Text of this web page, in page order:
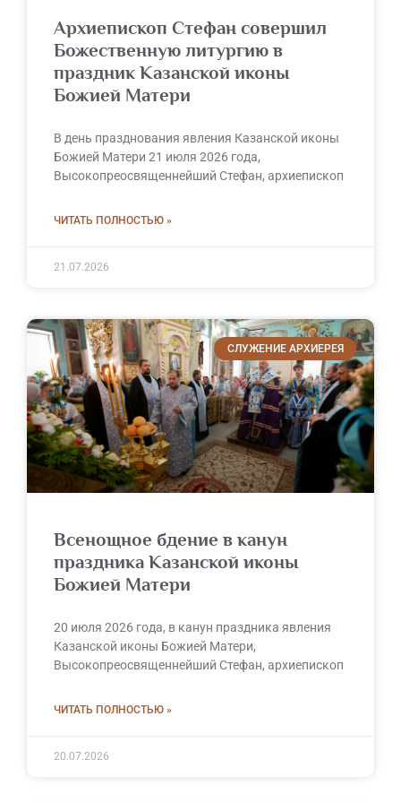
Архиепископ Стефан совершил
Божественную литургию в
праздник Казанской иконы
Божией Матери
В день празднования явления Казанской иконы
Божией Матери 21 июля 2026 года,
Высокопреосвященнейший Стефан, архиепископ
ЧИТАТЬ ПОЛНОСТЬЮ »
21.07.2026
СЛУЖЕНИЕ АРХИЕРЕЯ
Всенощное бдение в канун
праздника Казанской иконы
Божией Матери
20 июля 2026 года, в канун праздника явления
Казанской иконы Божией Матери,
Высокопреосвященнейший Стефан, архиепископ
ЧИТАТЬ ПОЛНОСТЬЮ »
20.07.2026